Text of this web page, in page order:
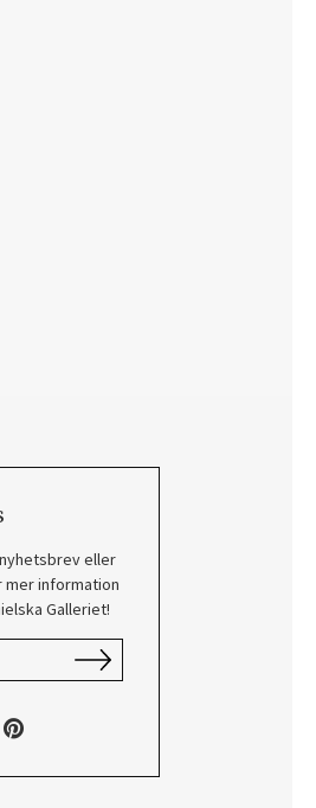
eller
mer information
Galleriet!